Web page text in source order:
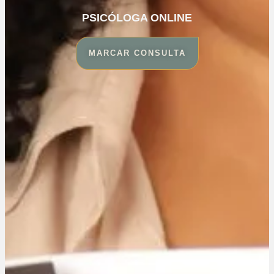
PSICÓLOGA ONLINE
MARCAR CONSULTA